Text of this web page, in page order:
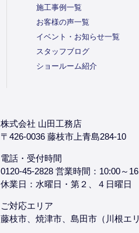
施工事例一覧
お客様の声一覧
イベント・お知らせ一覧
スタッフブログ
ショールーム紹介
株式会社 山田工務店
〒426-0036 藤枝市上青島284-10
電話・受付時間
0120-45-2828 営業時間：10:00～
休業日：水曜日・第２、４日曜日
ご対応エリア
藤枝市、焼津市、島田市（川根エ